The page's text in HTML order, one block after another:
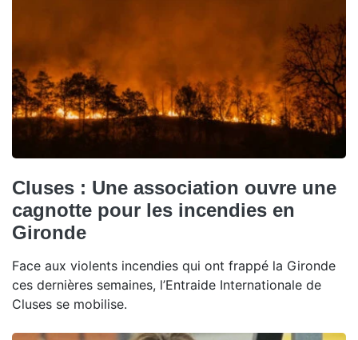
Cluses : Une association ouvre une
cagnotte pour les incendies en
Gironde
Face aux violents incendies qui ont frappé la Gironde
ces dernières semaines, l’Entraide Internationale de
Cluses se mobilise.